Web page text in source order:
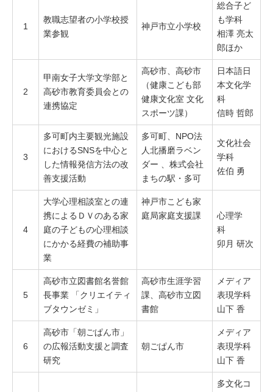
1
教職志望者の小学校授
業参観
神戸市立小学校
総合子ど
も学科
相澤 亮太
郎ほか
2
甲南女子大学文学部と
高砂市教育委員会との
連携協定
高砂市、高砂市
（健康こども部
健康文化室 文化
スポーツ課）
日本語日
本文化学
科
信時 哲郎
3
多可町内主要観光施設
におけるSNSを中心と
した情報発信方法の改
善支援活動
多可町、NPO法
人北播磨ラベン
ダー 、株式会社
まちの駅・多可
文化社会
学科
佐伯 勇
4
大学心理相談室との連
携によるＤＶのある家
庭の子どもの心理相談
にかかる経費の補助事
業
神戸市こども家
庭局家庭支援課
心理学
科
卯月 研次
5
高砂市立図書館名誉館
長事業 「クリエイティ
ブタウンゼミ」
高砂市生涯学習
課、高砂市立図
書館
メディア
表現学科
山下 香
6
高砂市「朝ごぱん市」
の広報活動支援と調査
研究
朝ごぱん市
メディア
表現学科
山下 香
多文化コ